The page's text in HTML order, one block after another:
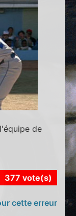
de
377 vote(s)
cette erreur